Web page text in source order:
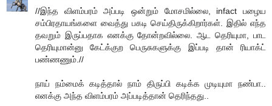
//இந்த விளம்பரம் அப்படி ஒன்றும் மோசமில்லை, infact பழைய
சம்பிரதாயங்களை வைத்து பகடி செய்திருக்கிறார்கள். இதில் எந்த
தவறும் இருப்பதாக எனக்கு தோன்றவில்லை. ஆட தெரியுமா, பாட
தெரியுமான்னு கேட்க்குற பெருசுகளுக்கு இப்படி தான் ரியாக்ட்
பண்ணணும்.//
நாய் நம்மைக் கடித்தால் நாம் திருப்பி கடிக்க முடியுமா நண்பா..
எனக்கு அந்த விளம்பரம் அப்படித்தான் தெரிந்தது..